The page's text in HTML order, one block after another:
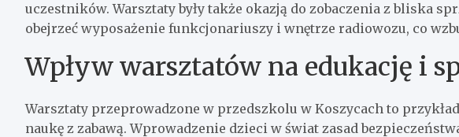
uczestników. Warsztaty były także okazją do zobaczenia z bliska
obejrzeć wyposażenie funkcjonariuszy i wnętrze radiowozu, co
Wpływ warsztatów na edukację i
Warsztaty przeprowadzone w przedszkolu w Koszycach to
naukę z zabawą. Wprowadzenie dzieci w świat zasad